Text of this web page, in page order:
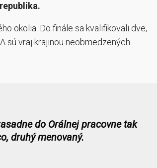
okolia. Do finále sa kvalifikovali dve,
sú vraj krajinou neobmedzených
do Orálnej pracovne tak
druhý menovaný.